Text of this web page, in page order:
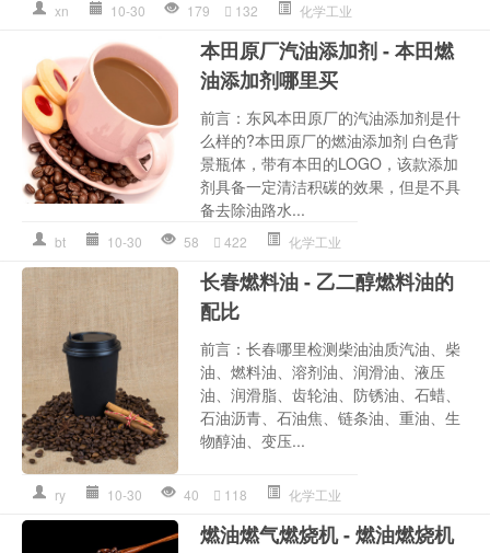
xn 10-30 179 132 化学工业
本田原厂汽油添加剂 - 本田燃
油添加剂哪里买
前言：东风本田原厂的汽油添加剂是什
么样的?本田原厂的燃油添加剂 白色背
景瓶体，带有本田的LOGO，该款添加
剂具备一定清洁积碳的效果，但是不具
备去除油路水...
bt 10-30 58 422 化学工业
长春燃料油 - 乙二醇燃料油的
配比
前言：长春哪里检测柴油油质汽油、柴
油、燃料油、溶剂油、润滑油、液压
油、润滑脂、齿轮油、防锈油、石蜡、
石油沥青、石油焦、链条油、重油、生
物醇油、变压...
ry 10-30 40 118 化学工业
燃油燃气燃烧机 - 燃油燃烧机